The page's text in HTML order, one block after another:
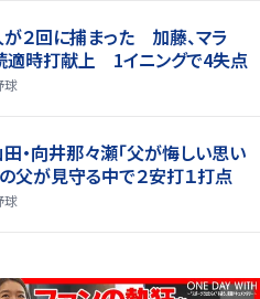
が２回に捕まった 加藤、マラ
適時打献上 1イニングで4失点
球
田・向井那々瀬「父が悔しい思い
父が見守る中で２安打１打点
球